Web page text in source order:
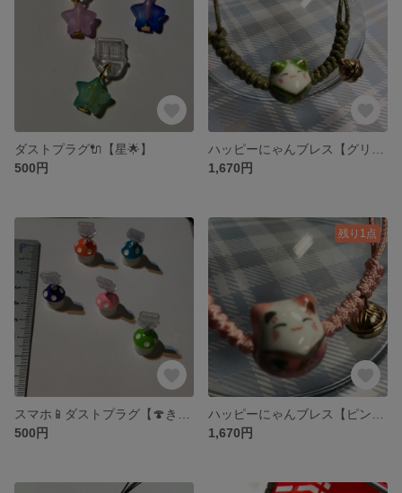
ダストプラグ🔌【星🌟】
500円
1,670円
500円
残り1点
1,670円